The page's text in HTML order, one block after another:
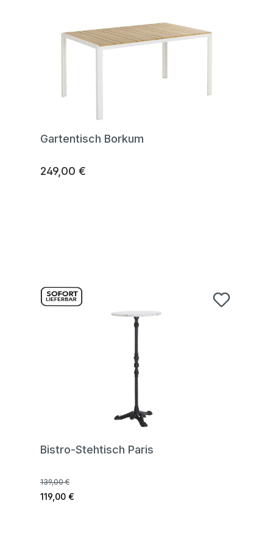
Gartentisch Borkum
249,00 €
Bistro-Stehtisch Paris
139,00 €
119,00 €